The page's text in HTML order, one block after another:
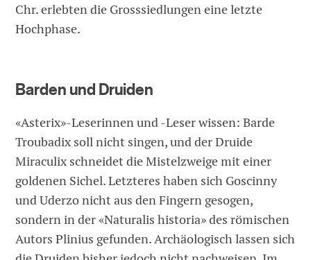
Chr. erlebten die Grosssiedlungen eine letzte
Hochphase.
Barden und Druiden
«Asterix»-Leserinnen und -Leser wissen: Barde
Troubadix soll nicht singen, und der Druide
Miraculix schneidet die Mistelzweige mit einer
goldenen Sichel. Letzteres haben sich Goscinny
und Uderzo nicht aus den Fingern gesogen,
sondern in der «Naturalis historia» des römischen
Autors Plinius gefunden. Archäologisch lassen sich